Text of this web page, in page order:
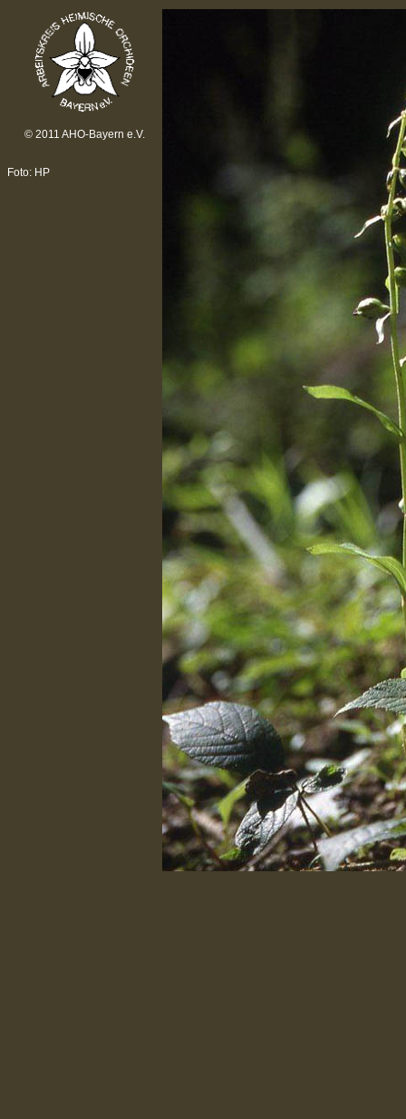
© 2011 AHO-Bayern e.V.
Foto: HP